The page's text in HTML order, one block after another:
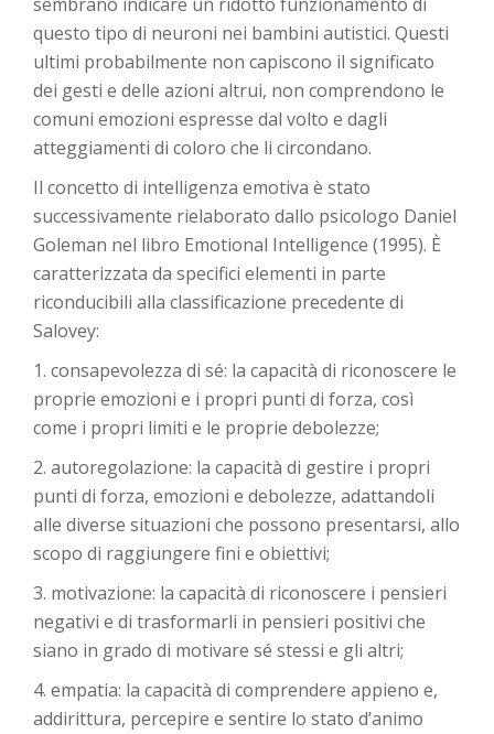
questo tipo di neuroni nei bambini autistici. Questi
ultimi probabilmente non capiscono il significato
dei gesti e delle azioni altrui, non comprendono le
comuni emozioni espresse dal volto e dagli
atteggiamenti di coloro che li circondano.
Il concetto di intelligenza emotiva è stato
successivamente rielaborato dallo psicologo Daniel
Goleman nel libro Emotional Intelligence (1995). È
caratterizzata da specifici elementi in parte
riconducibili alla classificazione precedente di
Salovey:
1. consapevolezza di sé: la capacità di riconoscere le
proprie emozioni e i propri punti di forza, così
come i propri limiti e le proprie debolezze;
2. autoregolazione: la capacità di gestire i propri
punti di forza, emozioni e debolezze, adattandoli
alle diverse situazioni che possono presentarsi, allo
scopo di raggiungere fini e obiettivi;
3. motivazione: la capacità di riconoscere i pensieri
negativi e di trasformarli in pensieri positivi che
siano in grado di motivare sé stessi e gli altri;
4. empatia: la capacità di comprendere appieno e,
addirittura, percepire e sentire lo stato d’animo